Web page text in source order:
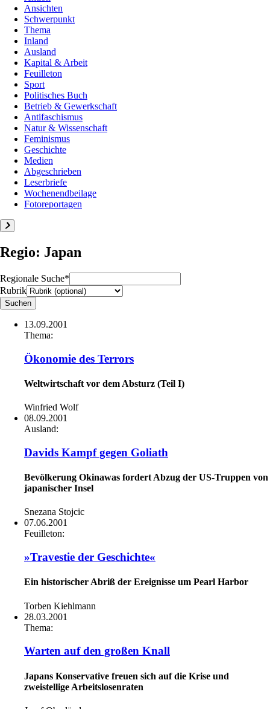
Ansichten
Schwerpunkt
Thema
Inland
Ausland
Kapital & Arbeit
Feuilleton
Sport
Politisches Buch
Betrieb & Gewerkschaft
Antifaschismus
Natur & Wissenschaft
Feminismus
Geschichte
Medien
Abgeschrieben
Leserbriefe
Wochenendbeilage
Fotoreportagen
Regio: Japan
Regionale Suche*
Rubrik
13.09.2001
Thema:
Ökonomie des Terrors
Weltwirtschaft vor dem Absturz (Teil I)
Winfried Wolf
08.09.2001
Ausland:
Davids Kampf gegen Goliath
Bevölkerung Okinawas fordert Abzug der US-Truppen von
japanischer Insel
Snezana Stojcic
07.06.2001
Feuilleton:
»Travestie der Geschichte«
Ein historischer Abriß der Ereignisse um Pearl Harbor
Torben Kiehlmann
28.03.2001
Thema:
Warten auf den großen Knall
Japans Konservative freuen sich auf die Krise und
zweistellige Arbeitslosenraten